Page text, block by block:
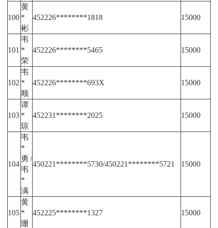
100
黄
*
彬
452226********1818 15000
101
韦
*
荣
452226********5465 15000
102
韦
*
顺
452226********693X 15000
103
谭
*
琼
452231********2025 15000
104
韦
*
勇/
韦
*
满
450221********5730/450221********5721 15000
105
黄
*
珊
452225********1327 15000